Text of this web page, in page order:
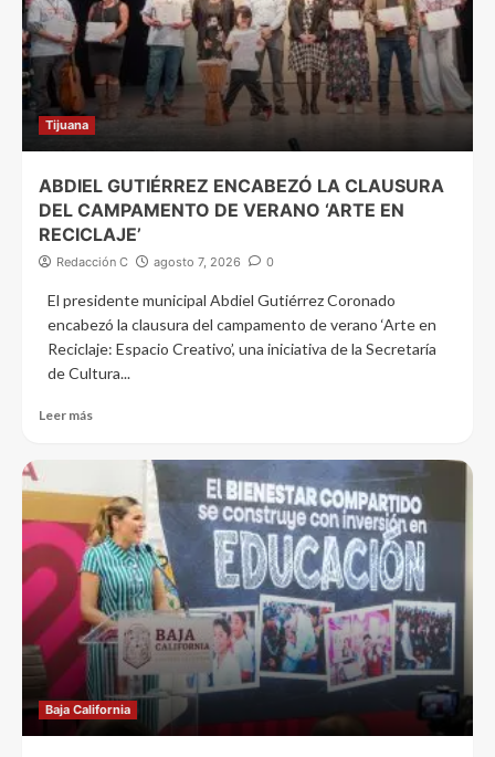
Tijuana
ABDIEL GUTIÉRREZ ENCABEZÓ LA CLAUSURA
DEL CAMPAMENTO DE VERANO ‘ARTE EN
RECICLAJE’
Redacción C agosto 7, 2026 0
El presidente municipal Abdiel Gutiérrez Coronado
encabezó la clausura del campamento de verano ‘Arte en
Reciclaje: Espacio Creativo’, una iniciativa de la Secretaría
de Cultura...
Leer más
Baja California